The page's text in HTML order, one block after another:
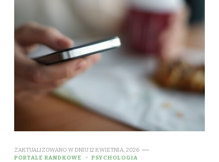
ZAKTUALIZOWANO W DNIU12 KWIETNIA, 2026
PORTALE RANDKOWE
PSYCHOLOGIA